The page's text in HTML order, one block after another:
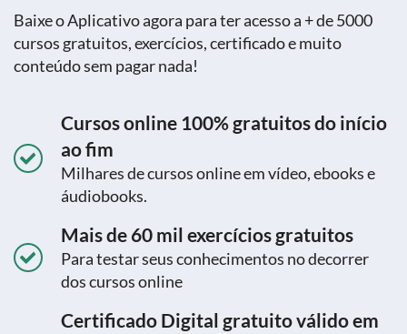
Baixe o Aplicativo agora para ter acesso a + de 5000
cursos gratuitos, exercícios, certificado e muito
conteúdo sem pagar nada!
Cursos online 100% gratuitos do início
ao fim
Milhares de cursos online em vídeo, ebooks e
áudiobooks.
Mais de 60 mil exercícios gratuitos
Para testar seus conhecimentos no decorrer
dos cursos online
Certificado Digital gratuito válido em